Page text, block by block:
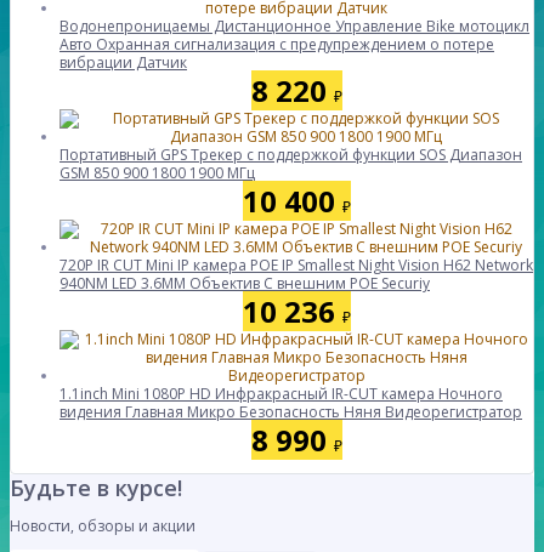
Водонепроницаемы Дистанционное Управление Bike мотоцикл
Авто Охранная сигнализация с предупреждением о потере
вибрации Датчик
8 220 ₽
Портативный GPS Tрекер с поддержкой функции SOS Диапазон
GSM 850 900 1800 1900 МГц
10 400 ₽
720P IR CUT Mini IP камера POE IP Smallest Night Vision H62 Network
940NM LED 3.6MM Объектив С внешним POE Securiy
10 236 ₽
1.1inch Mini 1080P HD Инфракрасный IR-CUT камера Ночного
видения Главная Микро Безопасность Няня Видеорегистратор
8 990 ₽
Будьте в курсе!
Новости, обзоры и акции